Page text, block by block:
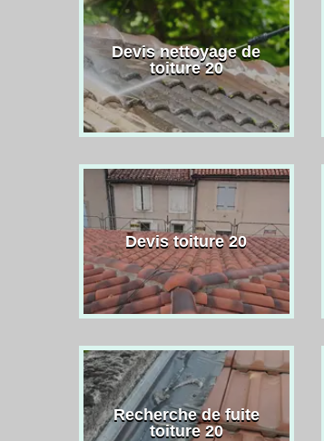
Devis nettoyage de
toiture 20
Devis toiture 20
Recherche de fuite
toiture 20